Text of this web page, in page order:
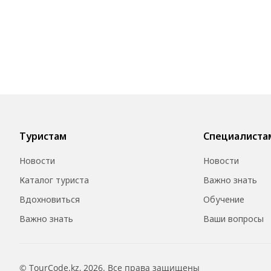
Туристам
Новости
Каталог туриста
Вдохновиться
Важно знать
Новости
Важно знать
Обучение
Ваши вопросы
© TourCode.kz, 2026. Все права защищены